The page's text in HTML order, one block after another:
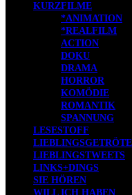
KURZFILME
*ANIMATION
*REALFILM
ACTION
DOKU
DRAMA
HORROR
KOMÖDIE
ROMANTIK
SPANNUNG
LESESTOFF
LIEBLINGSGETRÖTE
LIEBLINGSTWEETS
LINKS+DINGS
SIE HÖREN
WILL ICH HABEN